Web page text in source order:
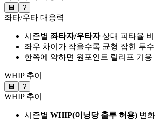
💾 ?
좌타/우타 대응력
시즌별 좌타자/우타자상대 피타율 비
좌우 차이가 작을수록 균형 잡힌 투수
한쪽에 약하면 원포인트 릴리프 기용
WHIP 추이
💾 ?
WHIP 추이
시즌별 WHIP(이닝당 출루 허용) 변